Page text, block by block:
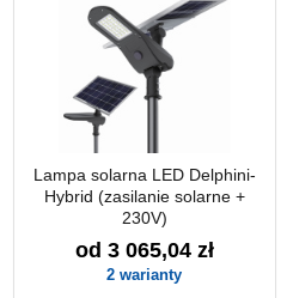
Lampa solarna LED Delphini-
Hybrid (zasilanie solarne +
230V)
od 3 065,04 zł
2 warianty